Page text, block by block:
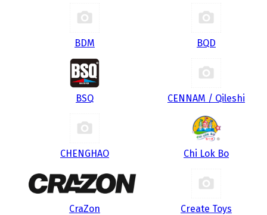
BDM BQD
BSQ CENNAM / Qileshi
CHENGHAO Chi Lok Bo
CraZon Create Toys